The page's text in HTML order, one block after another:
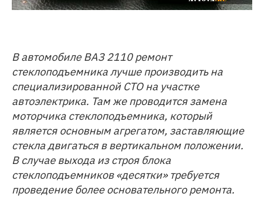
В автомобиле ВАЗ 2110 ремонт
стеклоподъемника лучше производить на
специализированной СТО на участке
автоэлектрика. Там же проводится замена
моторчика стеклоподъемника, который
является основным агрегатом, заставляющие
стекла двигаться в вертикальном положении.
В случае выхода из строя блока
стеклоподъемников «десятки» требуется
проведение более основательного ремонта.